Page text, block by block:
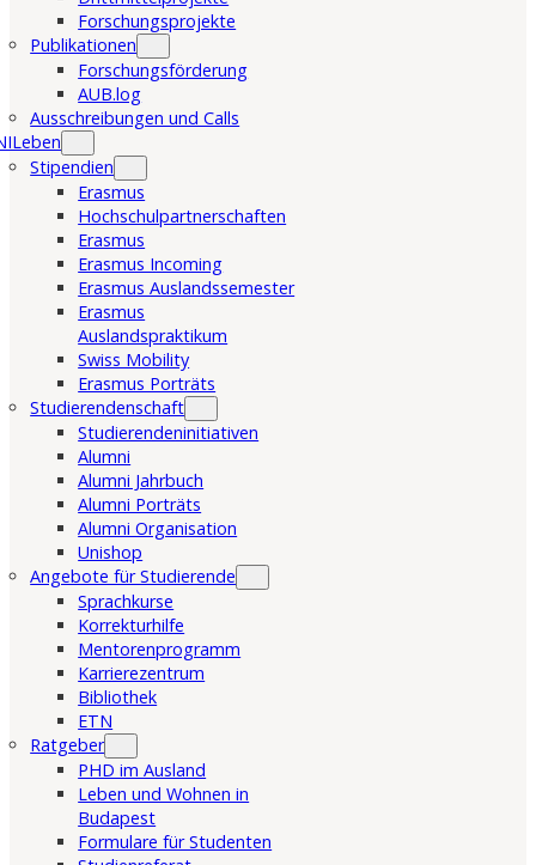
Forschungsprojekte
Publikationen
Forschungsförderung
AUB.log
Ausschreibungen und Calls
Stipendien
Erasmus
Hochschulpartnerschaften
Erasmus
Erasmus Incoming
Erasmus Auslandssemester
Erasmus
Auslandspraktikum
Swiss Mobility
Erasmus Porträts
Studierendenschaft
Studierendeninitiativen
Alumni
Alumni Jahrbuch
Alumni Porträts
Alumni Organisation
Unishop
Angebote für Studierende
Sprachkurse
Korrekturhilfe
Mentorenprogramm
Karrierezentrum
Bibliothek
ETN
Ratgeber
PHD im Ausland
Leben und Wohnen in
Budapest
Formulare für Studenten